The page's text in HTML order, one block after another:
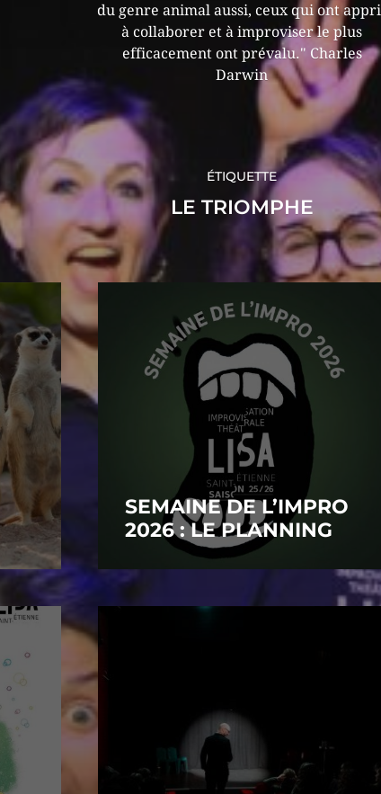
du genre animal aussi, ceux qui ont
à collaborer et à improviser le plus
efficacement ont prévalu." Charles
Darwin
ÉTIQUETTE
LE TRIOMPHE
SEMAINE DE L’IMPRO
2026 : LE PLANNING